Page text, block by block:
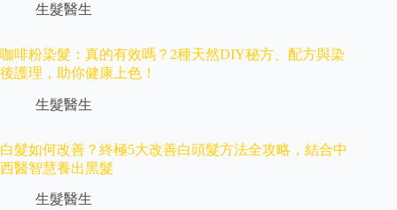
生髮醫生
咖啡粉染髮：真的有效嗎？2種天然DIY秘方、配方與染
後護理，助你健康上色！
生髮醫生
白髮如何改善？終極5大改善白頭髮方法全攻略，結合中
西醫智慧養出黑髮
生髮醫生